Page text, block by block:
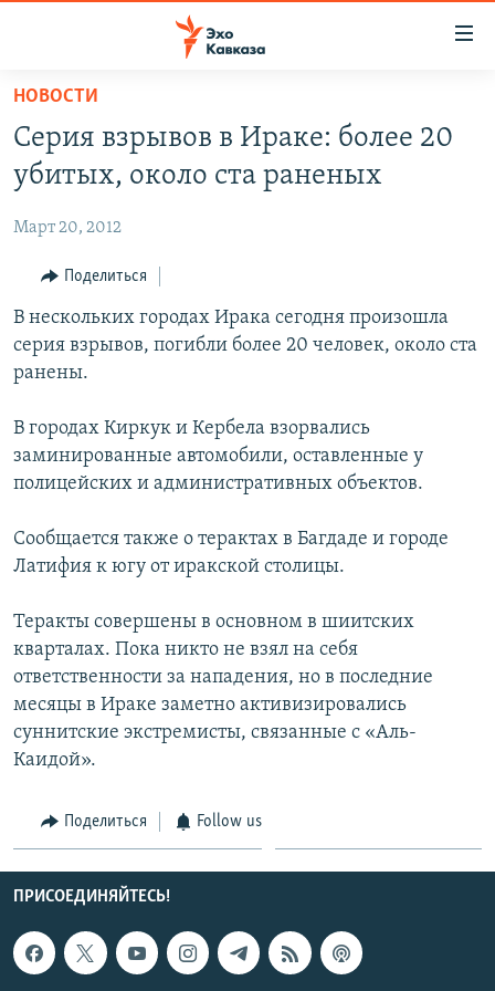
Вернуться
основному
содержанию
Вернутся
навигации
Вернутся
поиску
ТБИЛИСИ
ЦХИНВАЛИ
ВЕСЬ КАВКАЗ
СЕВЕРНЫЙ КАВКАЗ
АРМЕНИЯ
ТЕМЫ
ПОЛИТИКА
ОБЩЕСТВО
КУЛЬТУРА
МИР
РУБРИКИ
ГОСТЬ НЕДЕЛИ
ПОЗИЦИЯ
ГОЛОСА
ВИДЕО
ФОТО
АУДИО
ПОДКАСТЫ
ПРИСОЕДИНЯЙТЕСЬ!
НОВОСТИ
Серия взрывов в Ираке: более 20
убитых, около ста раненых
Март 20, 2012
Поделиться
В нескольких городах Ирака сегодня произошла
серия взрывов, погибли более 20 человек, около ста
ранены.
В городах Киркук и Кербела взорвались
заминированные автомобили, оставленные у
полицейских и административных объектов.
Сообщается также о терактах в Багдаде и городе
Латифия к югу от иракской столицы.
Теракты совершены в основном в шиитских
кварталах. Пока никто не взял на себя
ответственности за нападения, но в последние
месяцы в Ираке заметно активизировались
суннитские экстремисты, связанные с «Аль-
Каидой».
Поделиться Follow us
ПРИСОЕДИНЯЙТЕСЬ!